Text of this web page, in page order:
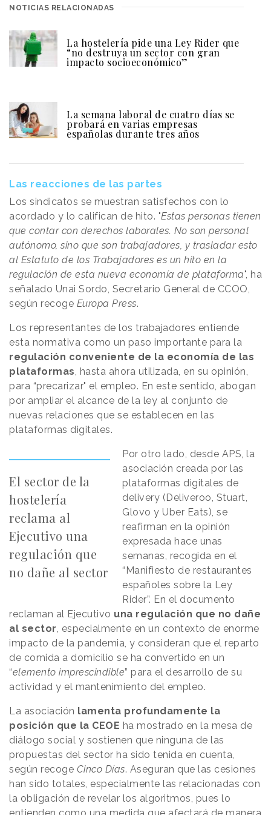
NOTICIAS RELACIONADAS
La hostelería pide una Ley Rider que
“no destruya un sector con gran
impacto socioeconómico”
La semana laboral de cuatro días se
probará en varias empresas
españolas durante tres años
Las reacciones de las partes
Los sindicatos se muestran satisfechos con lo
acordado y lo califican de hito. "Estas personas tienen
que contar con derechos laborales. No son personal
autónomo, sino que son trabajadores, y trasladar esto
al Estatuto de los Trabajadores es un hito en la
regulación de esta nueva economía de plataforma", ha
señalado Unai Sordo, Secretario General de CCOO,
según recoge Europa Press.
Los representantes de los trabajadores entiende
esta normativa como un paso importante para la
regulación conveniente de la economía de las
plataformas, hasta ahora utilizada, en su opinión,
para “precarizar" el empleo. En este sentido, abogan
por ampliar el alcance de la ley al conjunto de
nuevas relaciones que se establecen en las
plataformas digitales.
El sector de la
hostelería
reclama al
Ejecutivo una
regulación que
no dañe al sector
Por otro lado, desde APS, la
asociación creada por las
plataformas digitales de
delivery (Deliveroo, Stuart,
Glovo y Uber Eats), se
reafirman en la opinión
expresada hace unas
semanas, recogida en el
“Manifiesto de restaurantes
españoles sobre la Ley
Rider”. En el documento
reclaman al Ejecutivo una regulación que no dañe
al sector, especialmente en un contexto de enorme
impacto de la pandemia, y consideran que el reparto
de comida a domicilio se ha convertido en un
“elemento imprescindible” para el desarrollo de su
actividad y el mantenimiento del empleo.
La asociación lamenta profundamente la
posición que la CEOE ha mostrado en la mesa de
diálogo social y sostienen que ninguna de las
propuestas del sector ha sido tenida en cuenta,
según recoge Cinco Días. Aseguran que las cesiones
han sido totales, especialmente las relacionadas con
la obligación de revelar los algoritmos, pues lo